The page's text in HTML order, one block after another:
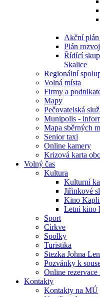
Akční plán
Plán
Řídící
Skalice
Regionální
Volná místa
Firmy a
Mapy
Pečovatelská
Munipolis -
Mapa sběrných
Senior taxi
Online kamery
Krizová karta
Volný čas
Kultura
Kulturní
Jiřinkové
Kino
Letní kino
Sport
Církve
Spolky
Turistika
Stezka Johna
Pozvánky k
Online
Kontakty
Kontakty na MÚ